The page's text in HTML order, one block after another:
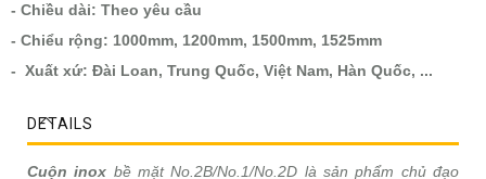
- Chiều dài: Theo yêu cầu
- Chiểu rộng: 1000mm, 1200mm, 1500mm, 1525mm
- Xuất xứ: Đài Loan, Trung Quốc, Việt Nam, Hàn Quốc, ...
DETAILS
Cuộn inox bề mặt No.2B/No.1/No.2D là sản phẩm chủ đạo